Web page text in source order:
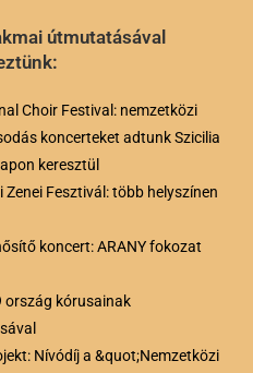
útmutatásával
Choir Festival: nemzetközi
koncerteket adtunk Szicilia
keresztül
Fesztivál: több helyszínen
koncert: ARANY fokozat
ország kórusainak
Nívódíj a &quot;Nemzetközi